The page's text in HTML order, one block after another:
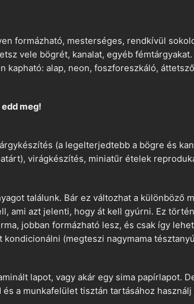
formázható, mesterséges, rendkívül
vele bögrét, kanalat, egyéb
kapható: alap, neon, foszforeszkáló,
meg!
(a legelterjedtebb a bögre és
virágkészítés, miniatűr ételek
találunk. Bár ez változhat a különböző
ami azt jelenti, hogy át kell gyúrni. Ez
jobban formázható lesz, és csak így
(megteszi nagymama
lapot, vagy akár egy sima papírlapot.
a munkafelület tisztán tartásához